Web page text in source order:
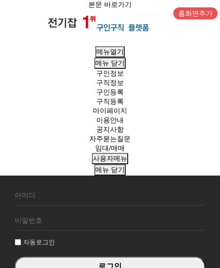
본문 바로가기
홈화면추가
메뉴열기
메뉴 닫기
구인정보
구직정보
구인등록
구직등록
마이페이지
이용안내
공지사항
자주묻는질문
임대/매매
사용자메뉴
메뉴 닫기
원
그
자동로그인